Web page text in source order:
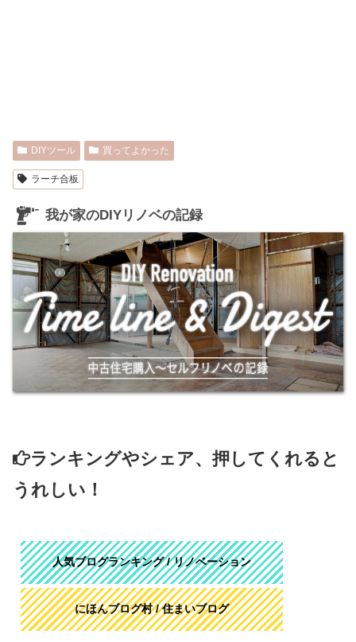
DIYツール 買ってよかった
ラーチ合板
我が家のDIYリノベの記録
ランキングやシェア、押してくれると
うれしい！
人気ブログランキング / リノベーション
にほんブログ村 / 住まいブログ